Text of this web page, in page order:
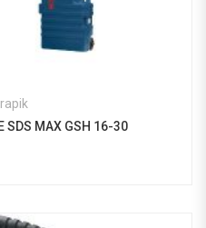
SDS MAX GSH 16-30